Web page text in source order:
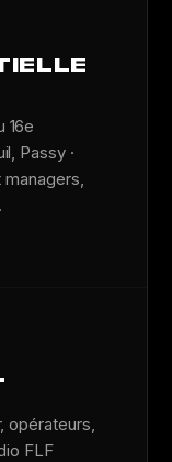
16e
Passy ·
opérateurs,
FLF